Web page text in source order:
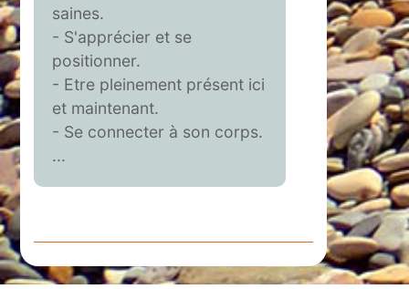
saines.
- S'apprécier et se
positionner.
- Etre pleinement présent ici
et maintenant.
- Se connecter à son corps.
...